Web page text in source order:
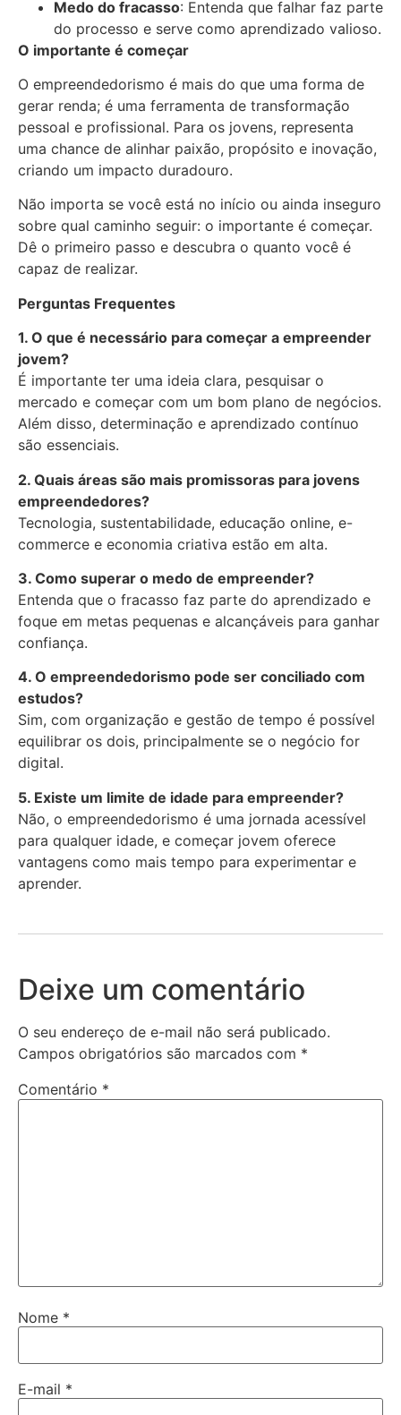
Medo do fracasso: Entenda que falhar faz parte
do processo e serve como aprendizado valioso.
O importante é começar
O empreendedorismo é mais do que uma forma de
gerar renda; é uma ferramenta de transformação
pessoal e profissional. Para os jovens, representa
uma chance de alinhar paixão, propósito e inovação,
criando um impacto duradouro.
Não importa se você está no início ou ainda inseguro
sobre qual caminho seguir: o importante é começar.
Dê o primeiro passo e descubra o quanto você é
capaz de realizar.
Perguntas Frequentes
1. O que é necessário para começar a empreender
jovem?
É importante ter uma ideia clara, pesquisar o
mercado e começar com um bom plano de negócios.
Além disso, determinação e aprendizado contínuo
são essenciais.
2. Quais áreas são mais promissoras para jovens
empreendedores?
Tecnologia, sustentabilidade, educação online, e-
commerce e economia criativa estão em alta.
3. Como superar o medo de empreender?
Entenda que o fracasso faz parte do aprendizado e
foque em metas pequenas e alcançáveis para ganhar
confiança.
4. O empreendedorismo pode ser conciliado com
estudos?
Sim, com organização e gestão de tempo é possível
equilibrar os dois, principalmente se o negócio for
digital.
5. Existe um limite de idade para empreender?
Não, o empreendedorismo é uma jornada acessível
para qualquer idade, e começar jovem oferece
vantagens como mais tempo para experimentar e
aprender.
Deixe um comentário
O seu endereço de e-mail não será publicado.
Campos obrigatórios são marcados com *
Comentário *
Nome *
E-mail *